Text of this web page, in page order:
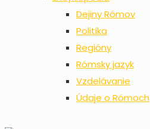
Dejiny Rómov
Politika
Regióny
Rómsky jazyk
Vzdelávanie
Údaje o Rómoch